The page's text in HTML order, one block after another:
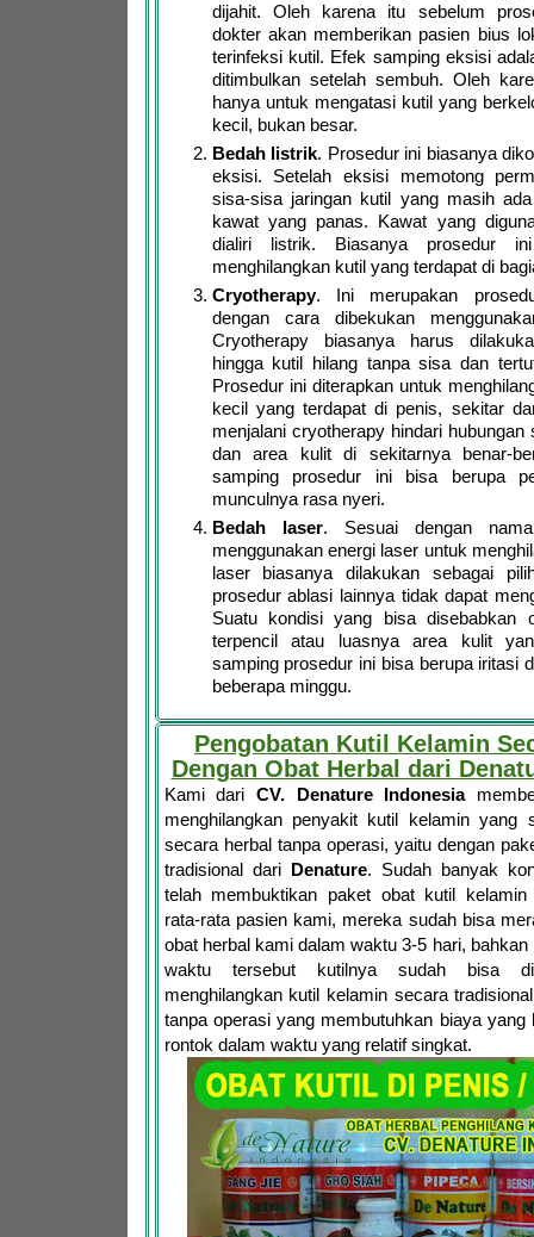
dijahit. Oleh karena itu sebelum
dokter akan memberikan pasien bius
terinfeksi kutil. Efek samping eksisi
ditimbulkan setelah sembuh. Oleh
hanya untuk mengatasi kutil yang
kecil, bukan besar.
Bedah listrik. Prosedur ini biasanya
eksisi. Setelah eksisi memotong
sisa-sisa jaringan kutil yang masih
kawat yang panas. Kawat yang
dialiri listrik. Biasanya prosedur
menghilangkan kutil yang terdapat di
Cryotherapy. Ini merupakan
dengan cara dibekukan
Cryotherapy biasanya harus
hingga kutil hilang tanpa sisa dan
Prosedur ini diterapkan untuk
kecil yang terdapat di penis, sekitar
menjalani cryotherapy hindari hubungan
dan area kulit di sekitarnya benar-
samping prosedur ini bisa berupa
munculnya rasa nyeri.
Bedah laser. Sesuai dengan
menggunakan energi laser untuk
laser biasanya dilakukan sebagai
prosedur ablasi lainnya tidak dapat
Suatu kondisi yang bisa disebabkan
terpencil atau luasnya area kulit
samping prosedur ini bisa berupa iritasi
beberapa minggu.
Pengobatan Kutil Kelamin
Dengan Obat Herbal dari
Kami dari CV. Denature Indonesia
menghilangkan penyakit kutil kelamin yang
secara herbal tanpa operasi, yaitu dengan
tradisional dari Denature. Sudah banyak
telah membuktikan paket obat kutil kelamin
rata-rata pasien kami, mereka sudah bisa
obat herbal kami dalam waktu 3-5 hari,
waktu tersebut kutilnya sudah bisa
menghilangkan kutil kelamin secara
tanpa operasi yang membutuhkan biaya yang
rontok dalam waktu yang relatif singkat.